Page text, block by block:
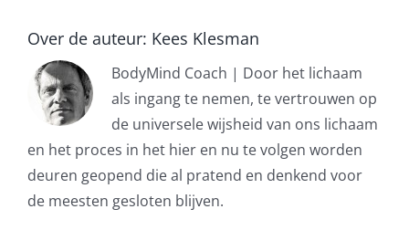
Over de auteur: Kees Klesman
BodyMind Coach | Door het lichaam
als ingang te nemen, te vertrouwen op
de universele wijsheid van ons lichaam
en het proces in het hier en nu te volgen worden
deuren geopend die al pratend en denkend voor
de meesten gesloten blijven.